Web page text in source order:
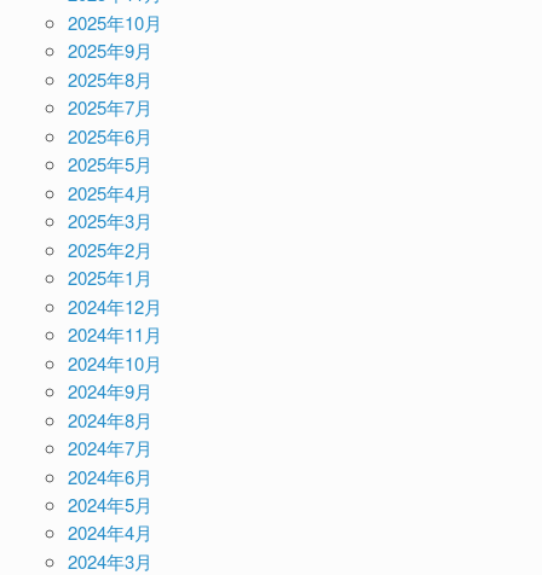
2025年10月
2025年9月
2025年8月
2025年7月
2025年6月
2025年5月
2025年4月
2025年3月
2025年2月
2025年1月
2024年12月
2024年11月
2024年10月
2024年9月
2024年8月
2024年7月
2024年6月
2024年5月
2024年4月
2024年3月